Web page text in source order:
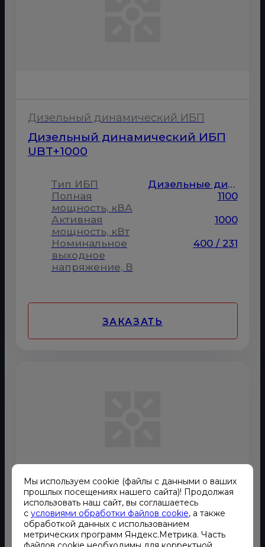
Дизельный динамический ИБП
Дизельный динамический ИБП
UBT+1000
Тип ИБП
Дизельные динамические
Полная
мощность, кВА
1100
Активная
мощность, кВт
1000
Номинальное
выходное
напряжение, В
400 / 231
ЗАКАЗАТЬ
Дизельный динамический ИБП
Дизельный динамический ИБП
Мы используем cookie (файлы с данными о ваших
прошлых посещениях нашего сайта)! Продолжая
использовать наш сайт, вы соглашаетесь
с условиями обработки файлов cookie, а также
обработкой данных с использованием
метрических программ Яндекс.Метрика. Часть